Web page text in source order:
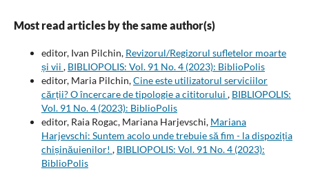
Most read articles by the same author(s)
editor, Ivan Pilchin, Revizorul/Regizorul sufletelor moarte
și vii , BIBLIOPOLIS: Vol. 91 No. 4 (2023): BiblioPolis
editor, Maria Pilchin,Cine este utilizatorul serviciilor
cărții? O încercare de tipologie a cititorului , BIBLIOPOLIS:
Vol. 91 No. 4 (2023): BiblioPolis
editor, Raia Rogac, Mariana Harjevschi, Mariana
Harjevschi: Suntem acolo unde trebuie să fim - la dispoziția
chișinăuienilor! , BIBLIOPOLIS: Vol. 91 No. 4 (2023):
BiblioPolis